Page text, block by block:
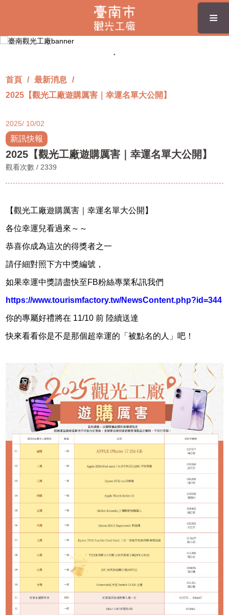
要
塊
≡
首頁
最新消息
2025【觀光工廠遊購厲害｜幸運名單大公開】
2025 10/02
新訊快報
2025【觀光工廠遊購厲害｜幸運名單大公開】
觀看次數 / 2339
【觀光工廠遊購厲害｜幸運名單大公開】
各位幸運兒看過來～～
恭喜你成為這次的得獎者之一
請仔細對照下方中獎編號，
如果幸運中獎請盡快至FB粉絲專業私訊我們
https://www.tourismfactory.tw/NewsContent.php?id=344
你的專屬好禮將在 11/10 前 陸續送達
快來看看你是不是那個超幸運的「被點名的人」吧！